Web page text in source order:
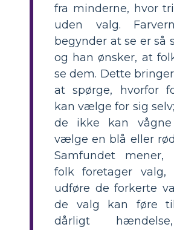
fra minderne, hvor
uden valg.
begynder at se er så
og han ønsker, at
se dem. Dette
at spørge, hvorfor
kan vælge for sig
de ikke kan
vælge en blå eller
Samfundet
folk foretager valg,
udføre de forkerte
de valg kan føre
dårligt